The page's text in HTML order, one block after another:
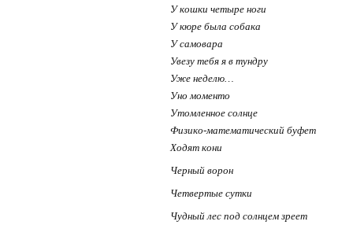
У кошки четыре ноги
У кюре была собака
У самовара
Увезу тебя я в тундру
Уже неделю…
Уно моменто
Утомленное солнце
Физико-математический буфет
Ходят кони
Черный ворон
Четвертые сутки
Чудный лес под солнцем зреет